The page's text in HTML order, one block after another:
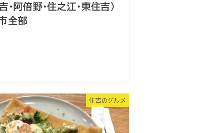
・阿倍野・住之江・東住吉）
全部
住吉のグルメ